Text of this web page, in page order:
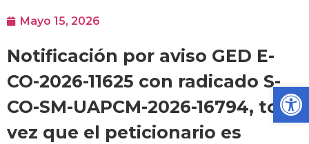
Mayo 15, 2026
Notificación por aviso GED E-
CO-2026-11625 con radicado S-
CO-SM-UAPCM-2026-16794, toda
vez que el peticionario es